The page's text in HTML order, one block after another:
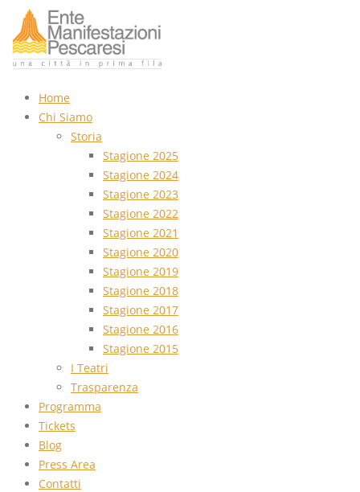
Home
Chi Siamo
Storia
Stagione 2025
Stagione 2024
Stagione 2023
Stagione 2022
Stagione 2021
Stagione 2020
Stagione 2019
Stagione 2018
Stagione 2017
Stagione 2016
Stagione 2015
I Teatri
Trasparenza
Programma
Tickets
Blog
Press Area
Contatti